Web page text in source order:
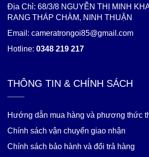
Địa Chỉ: 68/3/8 NGUYỄN THỊ MINH
RANG THÁP CHÀM, NINH THUẬN
Email: cameratrongoi85@gmail.com
Hotline: 0348 219 217
THÔNG TIN & CHÍNH SÁCH
Hướng dẫn mua hàng và phương thức
Chính sách vận chuyển giao nhận
Chính sách bảo hành và đổi trả hàng